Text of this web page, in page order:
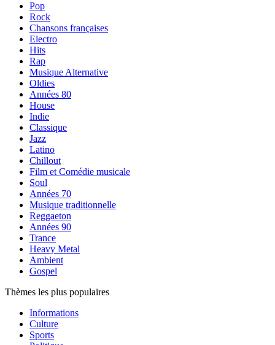
Pop
Rock
Chansons françaises
Electro
Hits
Rap
Musique Alternative
Oldies
Années 80
House
Indie
Classique
Jazz
Latino
Chillout
Film et Comédie musicale
Soul
Années 70
Musique traditionnelle
Reggaeton
Années 90
Trance
Heavy Metal
Ambient
Gospel
Thèmes les plus populaires
Informations
Culture
Sports